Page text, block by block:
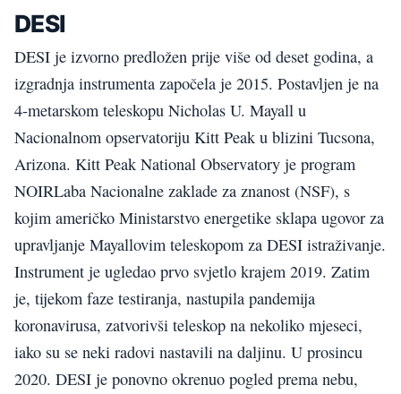
DESI
DESI je izvorno predložen prije više od deset godina, a
izgradnja instrumenta započela je 2015. Postavljen je na
4-metarskom teleskopu Nicholas U. Mayall u
Nacionalnom opservatoriju Kitt Peak u blizini Tucsona,
Arizona. Kitt Peak National Observatory je program
NOIRLaba Nacionalne zaklade za znanost (NSF), s
kojim američko Ministarstvo energetike sklapa ugovor za
upravljanje Mayallovim teleskopom za DESI istraživanje.
Instrument je ugledao prvo svjetlo krajem 2019. Zatim
je, tijekom faze testiranja, nastupila pandemija
koronavirusa, zatvorivši teleskop na nekoliko mjeseci,
iako su se neki radovi nastavili na daljinu. U prosincu
2020. DESI je ponovno okrenuo pogled prema nebu,